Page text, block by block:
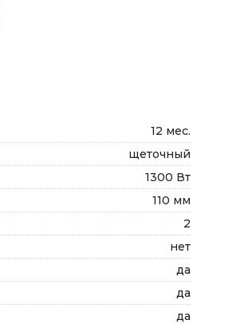
12 мес.
щеточный
1300 Вт
110 мм
2
нет
да
да
да